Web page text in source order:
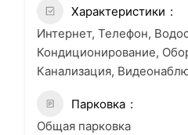
Характеристики
Интернет, Телефон,
Кондиционирование,
Канализация,
Парковка
Общая парковка